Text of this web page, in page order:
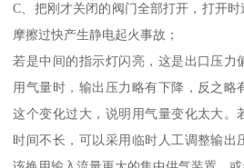
C、把刚才关闭的阀门全部打开，打开
摩擦过快产生静电起火事故；
若是中间的指示灯闪亮，这是出口压力
用气量时，输出压力略有下降，反之略
这个变化过大，说明用气量变化太大。
时间不长，可以采用临时人工调整输出